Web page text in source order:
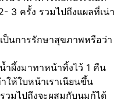
3 ครั้ง รวมไปถึงแผลที่เน่า
ป็นการรักษาสุขภาพหรือว่า
ำผึ้งมาทาหน้าทิ้งไว้ 1 คืน
ห้ใบหน้าเราเนียนขึ้น
วมไปถึงจะผสมกับนมก้ได้